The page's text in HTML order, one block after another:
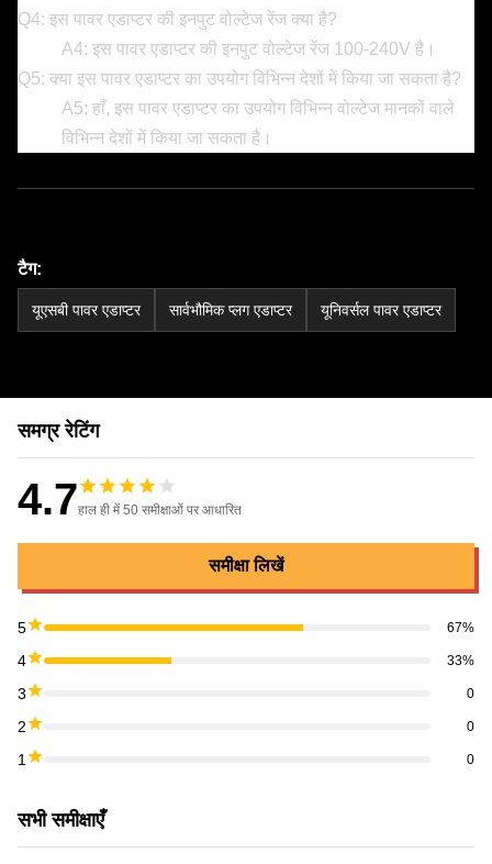
Q4: इस पावर एडाप्टर की इनपुट वोल्टेज रेंज क्या है?
A4: इस पावर एडाप्टर की इनपुट वोल्टेज रेंज 100-240V है।
Q5: क्या इस पावर एडाप्टर का उपयोग विभिन्न देशों में किया जा सकता है?
A5: हाँ, इस पावर एडाप्टर का उपयोग विभिन्न वोल्टेज मानकों वाले
विभिन्न देशों में किया जा सकता है।
टैग:
यूएसबी पावर एडाप्टर सार्वभौमिक प्लग एडाप्टर यूनिवर्सल पावर एडाप्टर
समग्र रेटिंग
4.7हाल ही में 50 समीक्षाओं पर आधारित
समीक्षा लिखें
5 67%
4 33%
3 0
2 0
1 0
सभी समीक्षाएँ